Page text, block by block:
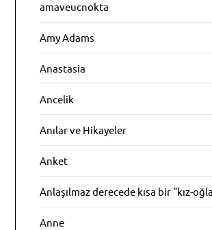
amaveucnokta
Amy Adams
Anastasia
Ancelik
Anılar ve Hikayeler
Anket
Anlaşılmaz derecede kısa bir "kız-
Anne